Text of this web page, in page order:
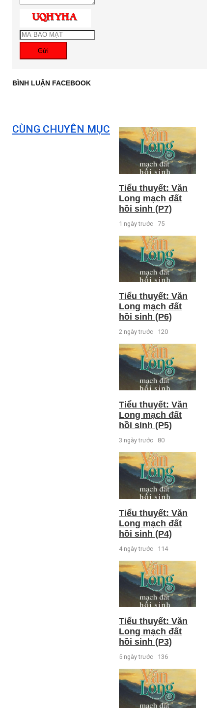
Gửi
BÌNH LUẬN FACEBOOK
CÙNG CHUYÊN MỤC
Tiểu thuyết: Văn
Long mạch đất
hồi sinh (P7)
1 ngày trước 75
Tiểu thuyết: Văn
Long mạch đất
hồi sinh (P6)
2 ngày trước 120
Tiểu thuyết: Văn
Long mạch đất
hồi sinh (P5)
3 ngày trước 80
Tiểu thuyết: Văn
Long mạch đất
hồi sinh (P4)
4 ngày trước 114
Tiểu thuyết: Văn
Long mạch đất
hồi sinh (P3)
5 ngày trước 136